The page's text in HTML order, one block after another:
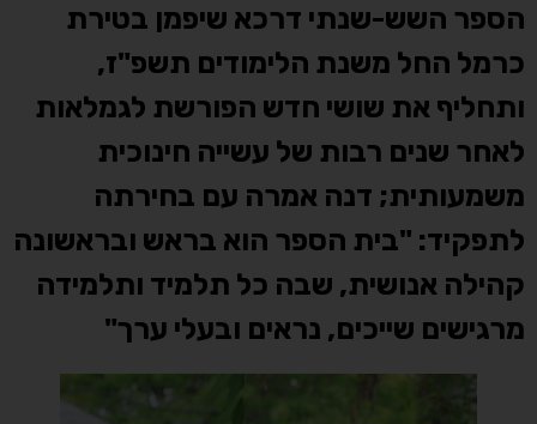
הספר השש-שנתי דרכא שיפמן בטירת
כרמל החל משנת הלימודים תשפ"ז,
ותחליף את שושי חדש הפורשת לגמלאות
לאחר שנים רבות של עשייה חינוכית
משמעותית; דנה אמרה עם בחירתה
לתפקיד: "בית הספר הוא בראש ובראשונה
קהילה אנושית, שבה כל תלמיד ותלמידה
מרגישים שייכים, נראים ובעלי ערך"